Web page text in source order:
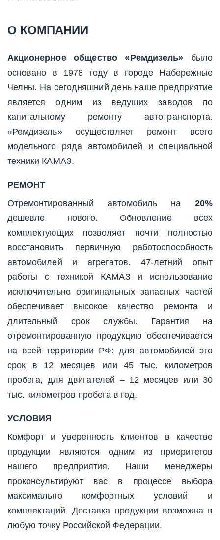
О КОМПАНИИ
Акционерное общество «Ремдизель» было
основано в 1978 году в городе Набережные
Челны. На сегодняшний день наше предприятие
является одним из ведущих заводов по
капитальному ремонту автотранспорта.
«Ремдизель» осуществляет ремонт всего
модельного ряда автомобилей и специальной
техники КАМАЗ.
РЕМОНТ
Отремонтированный автомобиль на 20%
дешевле нового. Обновление всех
комплектующих позволяет почти полностью
восстановить первичную работоспособность
автомобилей и агрегатов. 47-летний опыт
работы с техникой КАМАЗ и использование
исключительно оригинальных запасных частей
обеспечивает высокое качество ремонта и
длительный срок службы. Гарантия на
отремонтированную продукцию обеспечивается
на всей территории РФ: для автомобилей это
срок в 12 месяцев или 45 тыс. километров
пробега, для двигателей – 12 месяцев или 30
тыс. километров пробега в год.
УСЛОВИЯ
Комфорт и уверенность клиентов в качестве
продукции являются одним из приоритетов
нашего предприятия. Наши менеджеры
проконсультируют вас в процессе выбора
максимально комфортных условий и
комплектаций. Доставка продукции возможна в
любую точку Российской Федерации.